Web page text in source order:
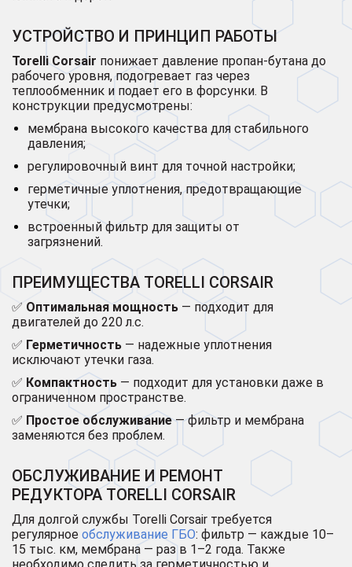
УСТРОЙСТВО И ПРИНЦИП РАБОТЫ
Torelli Corsair понижает давление пропан-бутана до
рабочего уровня, подогревает газ через
теплообменник и подает его в форсунки. В
конструкции предусмотрены:
мембрана высокого качества для стабильного
давления;
регулировочный винт для точной настройки;
герметичные уплотнения, предотвращающие
утечки;
встроенный фильтр для защиты от
загрязнений.
ПРЕИМУЩЕСТВА TORELLI CORSAIR
✅ Оптимальная мощность — подходит для
двигателей до 220 л.с.
✅ Герметичность — надежные уплотнения
исключают утечки газа.
✅ Компактность — подходит для установки даже в
ограниченном пространстве.
✅ Простое обслуживание— фильтр и мембрана
заменяются без проблем.
ОБСЛУЖИВАНИЕ И РЕМОНТ
РЕДУКТОРА TORELLI CORSAIR
Для долгой службы Torelli Corsair требуется
регулярное обслуживание ГБО: фильтр — каждые 10–
15 тыс. км, мембрана — раз в 1–2 года. Также